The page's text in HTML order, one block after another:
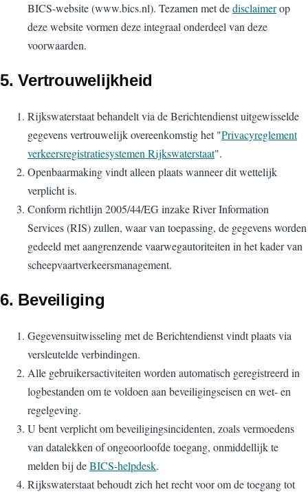
BICS-website (www.bics.nl). Tezamen met dedisclaimerop
deze website vormen deze integraal onderdeel van deze
voorwaarden.
5. Vertrouwelijkheid
Rijkswaterstaat behandelt via de Berichtendienst uitgewisselde
gegevens vertrouwelijk overeenkomstig het "Privacyreglement
verkeersregistratiesystemen Rijkswaterstaat".
Openbaarmaking vindt alleen plaats wanneer dit wettelijk
verplicht is.
Conform richtlijn 2005/44/EG inzake River Information
Services (RIS) zullen, waar van toepassing, de gegevens worden
gedeeld met aangrenzende vaarwegautoriteiten in het kader van
scheepvaartverkeersmanagement.
6. Beveiliging
Gegevensuitwisseling met de Berichtendienst vindt plaats via
versleutelde verbindingen.
Alle gebruikersactiviteiten worden automatisch geregistreerd in
logbestanden om te voldoen aan beveiligingseisen en wet- en
regelgeving.
U bent verplicht om beveiligingsincidenten, zoals vermoedens
van datalekken of ongeoorloofde toegang, onmiddellijk te
melden bij deBICS-helpdesk.
Rijkswaterstaat behoudt zich het recht voor om de toegang tot